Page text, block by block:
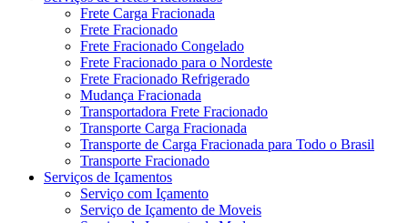
Frete Carga Fracionada
Frete Fracionado
Frete Fracionado Congelado
Frete Fracionado para o Nordeste
Frete Fracionado Refrigerado
Mudança Fracionada
Transportadora Frete Fracionado
Transporte Carga Fracionada
Transporte de Carga Fracionada para Todo o Brasil
Transporte Fracionado
Serviços de Içamentos
Serviço com Içamento
Serviço de Içamento de Moveis